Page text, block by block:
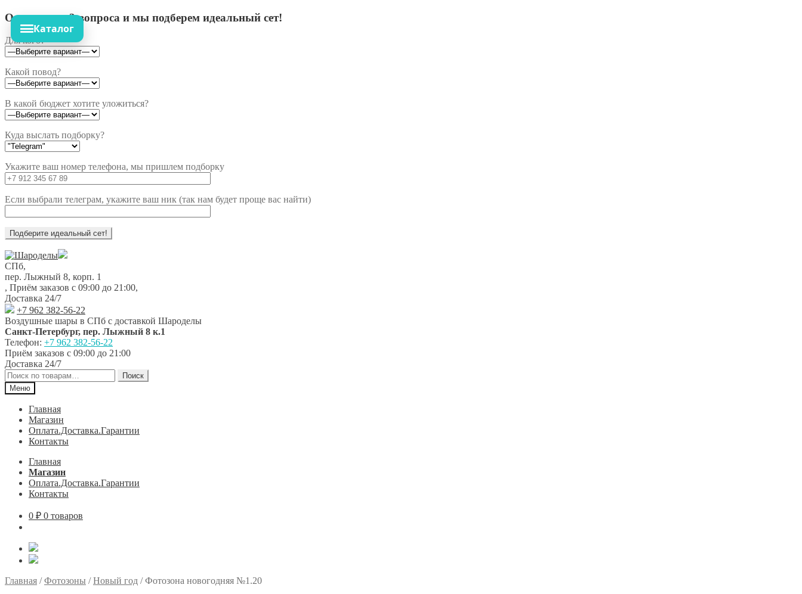
Ответьте на 3 вопроса и мы подберем идеальный сет!
Для кого?
Какой повод?
В какой бюджет хотите уложиться?
Куда выслать подборку?
Укажите ваш номер телефона, мы пришлем подборку
Если выбрали телеграм, укажите ваш ник (так нам будет проще вас найти)
Перейти
к
навигации
Перейти
к
содержимому
СПб,
пер. Лыжный 8, корп. 1
, Приём заказов с 09:00 до 21:00,
Доставка 24/7
+7 962 382-56-22
Воздушные шары в СПб с доставкой Шароделы
Санкт-Петербург, пер. Лыжный 8 к.1
Телефон: +7 962 382-56-22
Приём заказов с 09:00 до 21:00
Доставка 24/7
Искать:
Поиск
Меню
Главная
Магазин
Оплата.Доставка.Гарантии
Контакты
Главная
Магазин
Оплата.Доставка.Гарантии
Контакты
0 ₽ 0 товаров
Каталог
Главная /Фотозоны /Новый год /Фотозона новогодняя №1.20